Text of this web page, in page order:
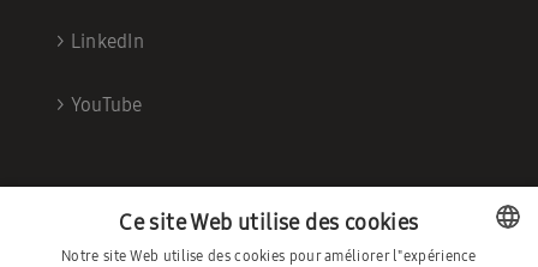
> LinkedIn
> YouTube
Ce site Web utilise des cookies
Notre site Web utilise des cookies pour améliorer l"expérience